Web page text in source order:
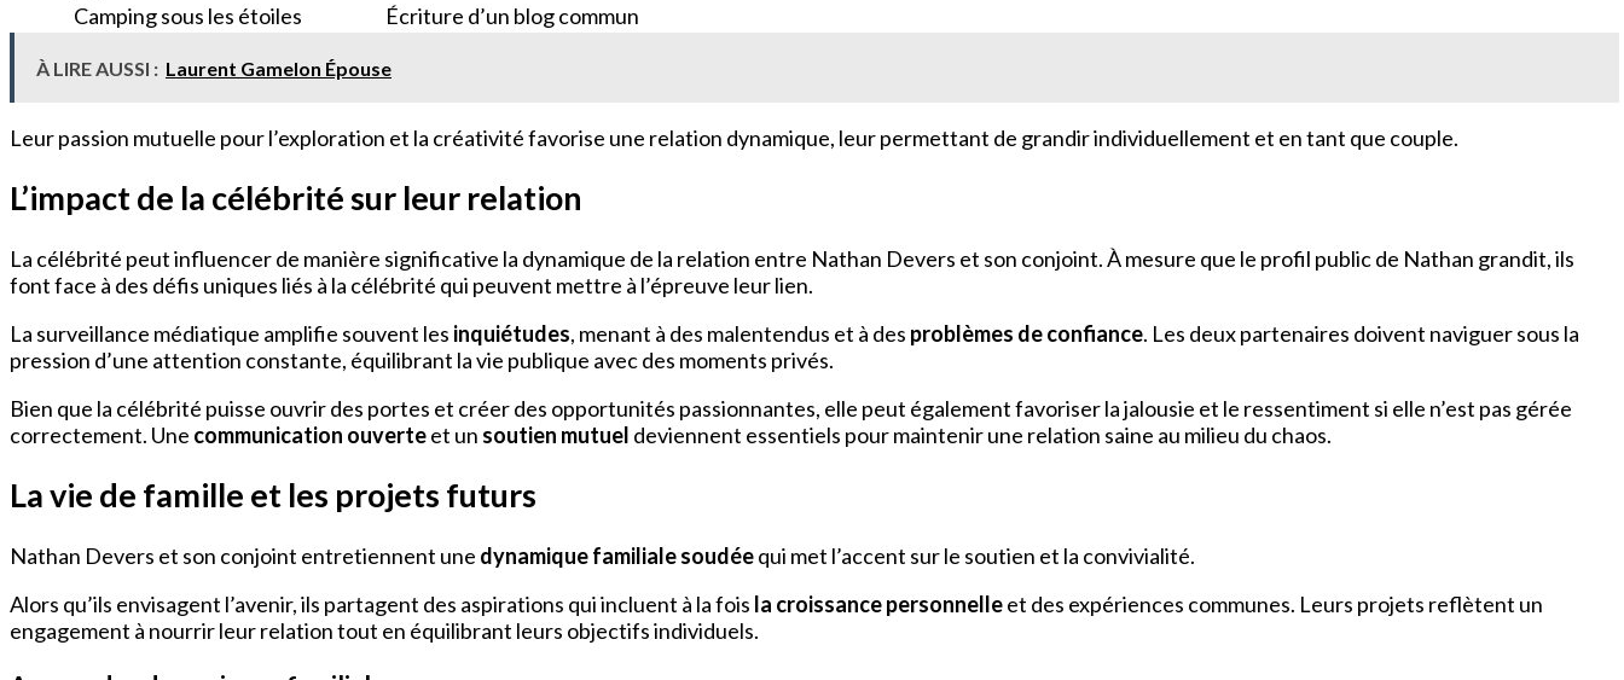
Camping sous les étoiles
Écriture d’un blog commun
À LIRE AUSSI : Laurent Gamelon Épouse
Leur passion mutuelle pour l’exploration et la créativité favorise une relation dynamique, leur permettant de grandir individuellement et en tant que couple.
L’impact de la célébrité sur leur relation
La célébrité peut influencer de manière significative la dynamique de la relation entre Nathan Devers et son conjoint. À mesure que le profil public de Nathan grandit, ils
font face à des défis uniques liés à la célébrité qui peuvent mettre à l’épreuve leur lien.
La surveillance médiatique amplifie souvent les inquiétudes, menant à des malentendus et à des problèmes de confiance. Les deux partenaires doivent naviguer sous la
pression d’une attention constante, équilibrant la vie publique avec des moments privés.
Bien que la célébrité puisse ouvrir des portes et créer des opportunités passionnantes, elle peut également favoriser la jalousie et le ressentiment si elle n’est pas gérée
correctement. Une communication ouverteet un soutien mutuel deviennent essentiels pour maintenir une relation saine au milieu du chaos.
La vie de famille et les projets futurs
Nathan Devers et son conjoint entretiennent une dynamique familiale soudéequi met l’accent sur le soutien et la convivialité.
Alors qu’ils envisagent l’avenir, ils partagent des aspirations qui incluent à la fois la croissance personnelleet des expériences communes. Leurs projets reflètent un
engagement à nourrir leur relation tout en équilibrant leurs objectifs individuels.